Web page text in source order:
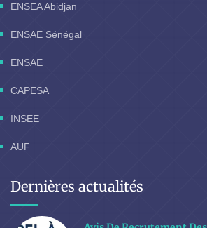
ENSEA Abidjan
ENSAE Sénégal
ENSAE
CAPESA
INSEE
AUF
Dernières actualités